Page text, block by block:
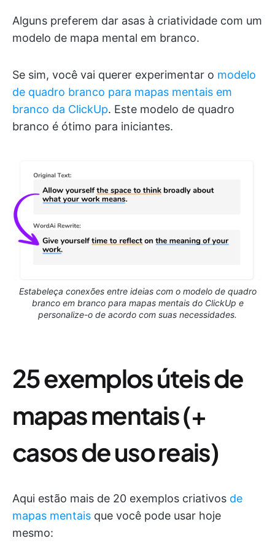
Alguns preferem dar asas à criatividade com um
modelo de mapa mental em branco.
Se sim, você vai querer experimentar o modelo
de quadro branco para mapas mentais em
branco da ClickUp. Este modelo de quadro
branco é ótimo para iniciantes.
Estabeleça conexões entre ideias com o modelo de quadro
branco em branco para mapas mentais do ClickUp e
personalize-o de acordo com suas necessidades.
25 exemplos úteis de
mapas mentais (+
casos de uso reais)
Aqui estão mais de 20 exemplos criativos de
mapas mentais que você pode usar hoje
mesmo: